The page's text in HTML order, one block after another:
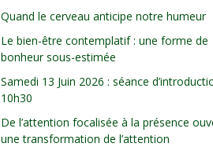
Quand le cerveau anticipe notre humeur
Le bien-être contemplatif : une forme de
bonheur sous-estimée
Samedi 13 Juin 2026 : séance
10h30
De l’attention focalisée à la présence
une transformation de l’attention